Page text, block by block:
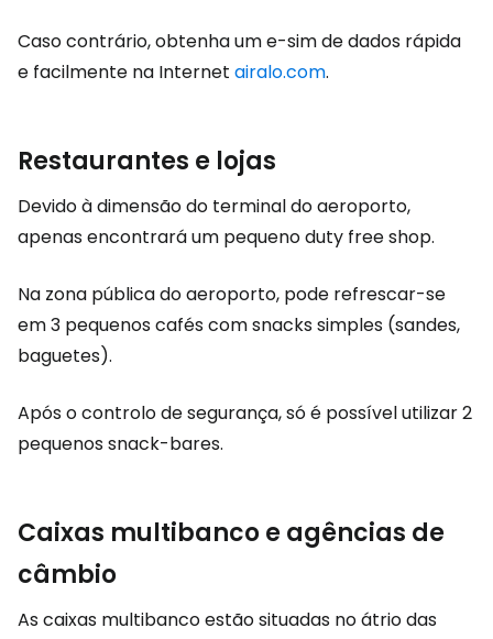
Caso contrário, obtenha um e-sim de dados rápida
e facilmente na Internet airalo.com.
Restaurantes e lojas
Devido à dimensão do terminal do aeroporto,
apenas encontrará um pequeno duty free shop.
Na zona pública do aeroporto, pode refrescar-se
em 3 pequenos cafés com snacks simples (sandes,
baguetes).
Após o controlo de segurança, só é possível utilizar 2
pequenos snack-bares.
Caixas multibanco e agências de
câmbio
As caixas multibanco estão situadas no átrio das